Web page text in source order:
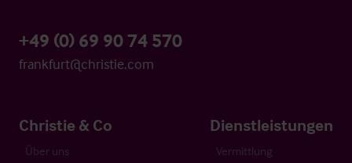
+49 (0) 69 90 74 570
frankfurt@christie.com
Christie & Co
Über uns
Dienstleistungen
Vermittlung